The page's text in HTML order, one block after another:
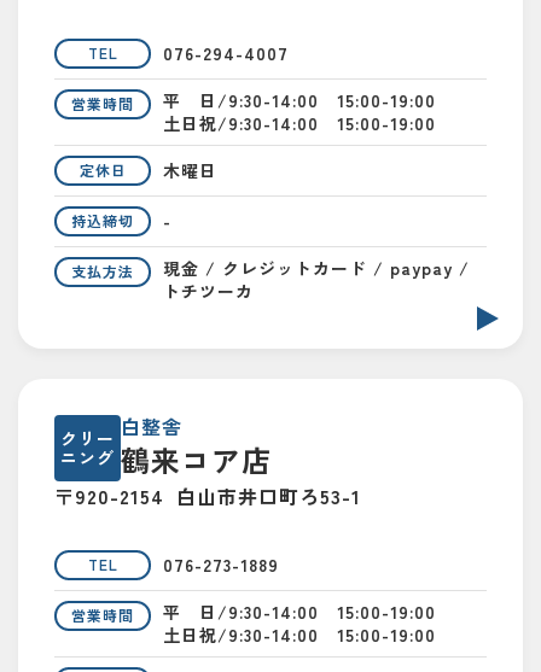
TEL 076-294-4007
営業時間
平 日/9:30-14:00 15:00-19:00
土日祝/9:30-14:00 15:00-19:00
定休日 木曜日
持込締切 -
支払方法
現金 / クレジットカード / paypay /
トチツーカ
クリー
ニング
白整舎
鶴来コア店
〒920-2154 白山市井口町ろ53-1
TEL 076-273-1889
営業時間
平 日/9:30-14:00 15:00-19:00
土日祝/9:30-14:00 15:00-19:00